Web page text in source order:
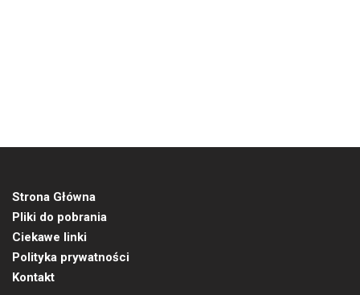
Strona Główna
Pliki do pobrania
Ciekawe linki
Polityka prywatności
Kontakt